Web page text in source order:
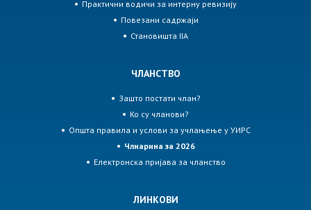
Практични водичи за интерну ревизију
Повезани садржаји
Становишта IIA
ЧЛАНСТВО
Зашто постати члан?
Ко су чланови?
Општа правила и услови за учлањење у УИРС
Члнарина за 2026
Електронска пријава за чланство
ЛИНКОВИ